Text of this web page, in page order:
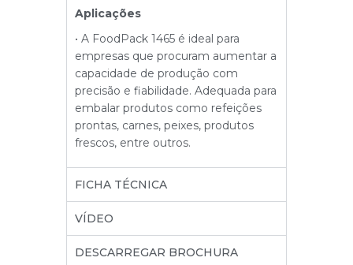
Aplicações
• A FoodPack 1465 é ideal para
empresas que procuram aumentar a
capacidade de produção com
precisão e fiabilidade. Adequada para
embalar produtos como refeições
prontas, carnes, peixes, produtos
frescos, entre outros.
FICHA TÉCNICA
VÍDEO
DESCARREGAR BROCHURA